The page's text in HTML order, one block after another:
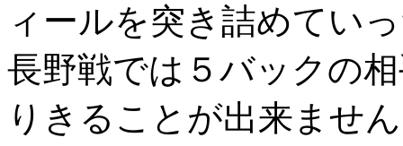
ィールを突き詰めてい
長野戦では５バックの
りきることが出来ませ